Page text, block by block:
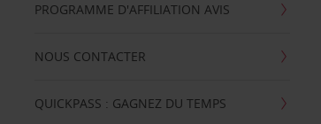
PROGRAMME D'AFFILIATION AVIS
NOUS CONTACTER
QUICKPASS : GAGNEZ DU TEMPS